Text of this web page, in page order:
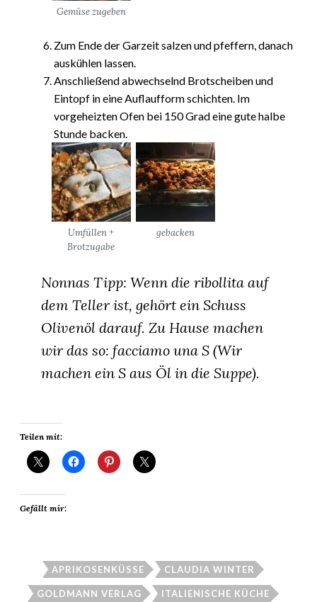
Gemüse zugeben
Zum Ende der Garzeit salzen und pfeffern, danach
auskühlen lassen.
Anschließend abwechselnd Brotscheiben und
Eintopf in eine Auflaufform schichten. Im
vorgeheizten Ofen bei 150 Grad eine gute halbe
Stunde backen.
Umfüllen +
Brotzugabe
gebacken
Nonnas Tipp: Wenn die ribollita auf
dem Teller ist, gehört ein Schuss
Olivenöl darauf. Zu Hause machen
wir das so: facciamo una S (Wir
machen ein S aus Öl in die Suppe).
Teilen mit:
Gefällt mir:
APRIKOSENKÜSSE CLAUDIA WINTER
GOLDMANN VERLAG ITALIENISCHE KÜCHE